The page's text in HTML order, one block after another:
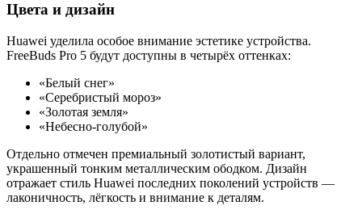
Цвета и дизайн
Huawei уделила особое внимание эстетике устройства.
FreeBuds Pro 5 будут доступны в четырёх оттенках:
«Белый снег»
«Серебристый мороз»
«Золотая земля»
«Небесно-голубой»
Отдельно отмечен премиальный золотистый вариант,
украшенный тонким металлическим ободком. Дизайн
отражает стиль Huawei последних поколений устройств —
лаконичность, лёгкость и внимание к деталям.